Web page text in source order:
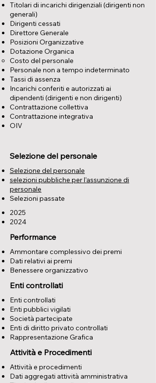
Titolari di incarichi dirigenziali (dirigenti non
generali)
Dirigenti cessati
Direttore Generale
Posizioni Organizzative
Dotazione Organica
Costo del personale
Personale non a tempo indeterminato
Tassi di assenza
Incarichi conferiti e autorizzati ai
dipendenti (dirigenti e non dirigenti)
Contrattazione collettiva
Contrattazione integrativa
OIV
Selezione del personale
Selezione del personale
selezioni pubbliche per l'assunzione di
personale
Selezioni passate
2025
2024
Performance
Ammontare complessivo dei premi
Dati relativi ai premi
Benessere organizzativo
Enti controllati
Enti controllati
Enti pubblici vigilati
Società partecipate
Enti di diritto privato controllati
Rappresentazione Grafica
Attività e Procedimenti
Attività e procedimenti
Dati aggregati attività amministrativa